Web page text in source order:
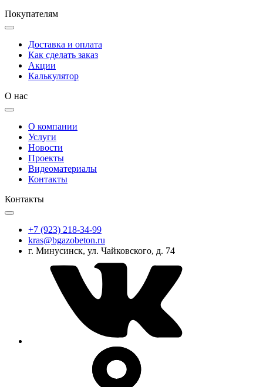
Покупателям
Доставка и оплата
Как сделать заказ
Акции
Калькулятор
О нас
О компании
Услуги
Новости
Проекты
Видеоматериалы
Контакты
Контакты
+7 (923) 218-34-99
kras@bgazobeton.ru
г. Минусинск, ул. Чайковского, д. 74